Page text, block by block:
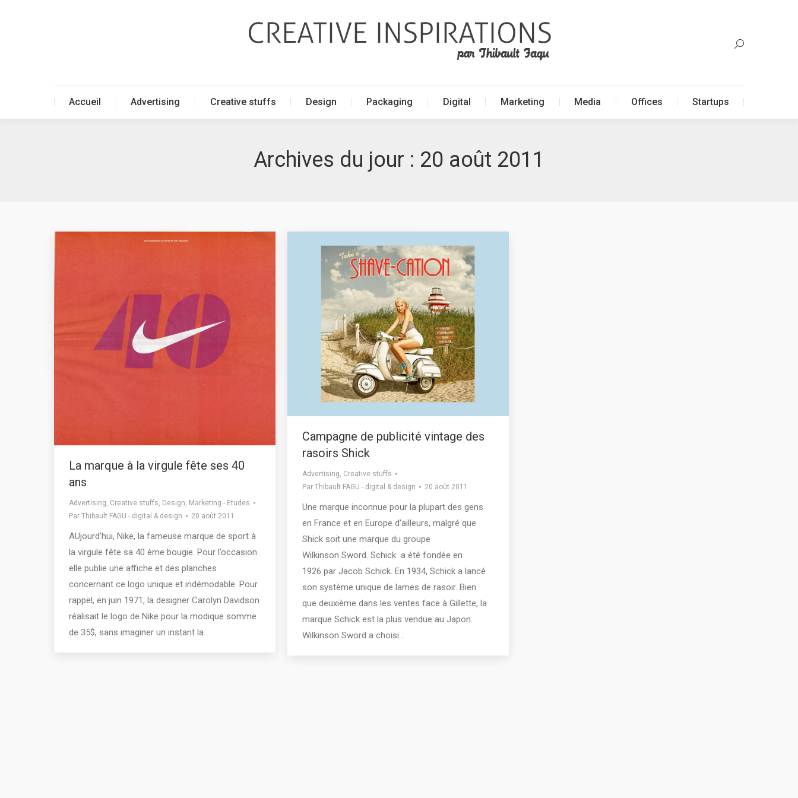
Accueil Advertising Creative stuffs Design Packaging Digital Marketing Media Offices Startups
Archives du jour : 20 août 2011
La marque à la virgule fête ses 40
ans
Advertising, Creative stuffs, Design, Marketing - Etudes
Par Thibault FAGU - digital & design 20 août 2011
AUjourd’hui, Nike, la fameuse marque de sport à
la virgule fête sa 40 ème bougie. Pour l’occasion
elle publie une affiche et des planches
concernant ce logo unique et indémodable. Pour
rappel, en juin 1971, la designer Carolyn Davidson
réalisait le logo de Nike pour la modique somme
de 35$, sans imaginer un instant la…
Campagne de publicité vintage des
rasoirs Shick
Advertising, Creative stuffs
Par Thibault FAGU - digital & design 20 août 2011
Une marque inconnue pour la plupart des gens
en France et en Europe d’ailleurs, malgré que
Shick soit une marque du groupe
Wilkinson Sword. Schick a été fondée en
1926 par Jacob Schick. En 1934, Schick a lancé
son système unique de lames de rasoir. Bien
que deuxième dans les ventes face à Gillette, la
marque Schick est la plus vendue au Japon.
Wilkinson Sword a choisi…